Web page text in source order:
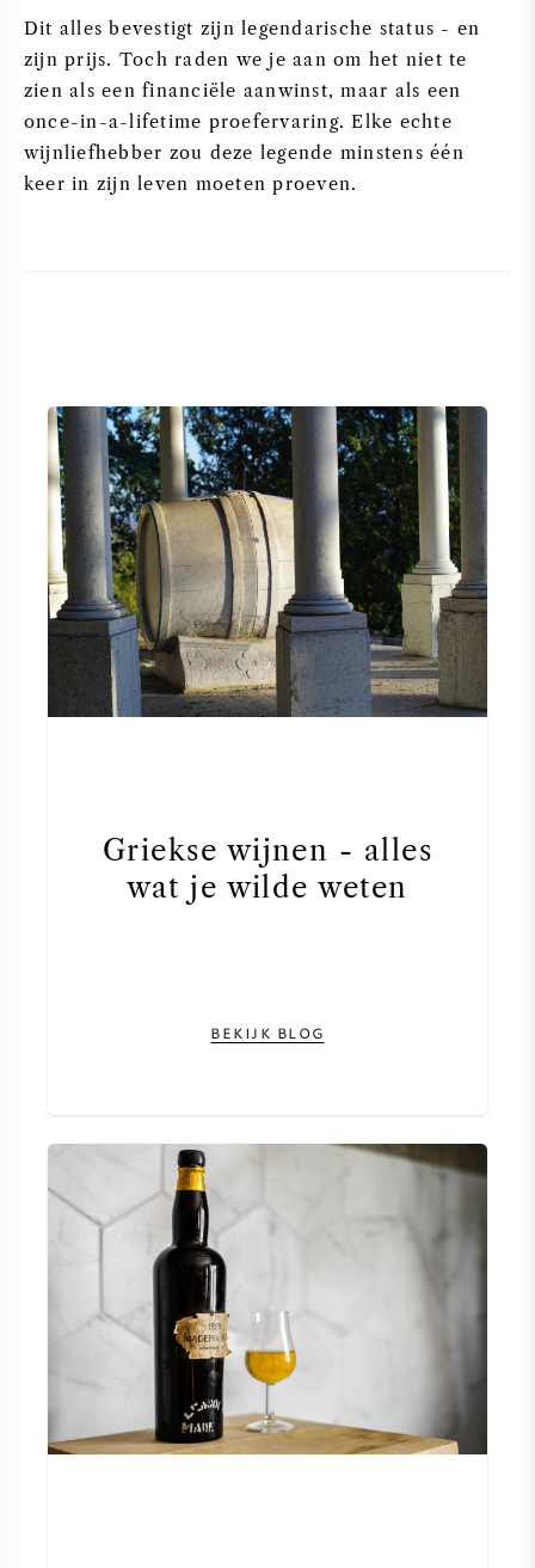
Dit alles bevestigt zijn legendarische status - en
zijn prijs. Toch raden we je aan om het niet te
zien als een financiële aanwinst, maar als een
once-in-a-lifetime proefervaring. Elke echte
wijnliefhebber zou deze legende minstens één
keer in zijn leven moeten proeven.
Griekse wijnen - alles
wat je wilde weten
BEKIJK BLOG